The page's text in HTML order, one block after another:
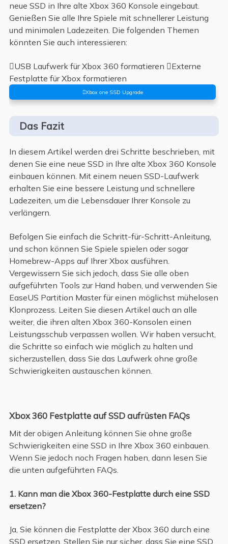
neue SSD in Ihre alte Xbox 360 Konsole eingebaut.
Genießen Sie alle Ihre Spiele mit schnellerer Leistung
und minimalen Ladezeiten. Die folgenden Themen
könnten Sie auch interessieren:
USB Laufwerk für Xbox 360 formatieren Externe
Festplatte für Xbox formatieren
Xbox one SSD Upgrade
Das Fazit
In diesem Artikel werden drei Schritte beschrieben, mit
denen Sie eine neue SSD in Ihre alte Xbox 360 Konsole
einbauen können. Mit einem neuen SSD-Laufwerk
erhalten Sie eine bessere Leistung und schnellere
Ladezeiten, um die Lebensdauer Ihrer Konsole zu
verlängern.
Befolgen Sie einfach die Schritt-für-Schritt-Anleitung,
und schon können Sie Spiele spielen oder sogar
Homebrew-Apps auf Ihrer Xbox ausführen.
Vergewissern Sie sich jedoch, dass Sie alle oben
aufgeführten Tools zur Hand haben, und verwenden Sie
EaseUS Partition Master für einen möglichst mühelosen
Klonprozess. Leiten Sie diesen Artikel auch an alle
weiter, die ihren alten Xbox 360-Konsolen einen
Leistungsschub verpassen wollen. Wir haben versucht,
die Schritte so einfach wie möglich zu halten und
sicherzustellen, dass Sie das Laufwerk ohne große
Schwierigkeiten austauschen können.
Xbox 360 Festplatte auf SSD aufrüsten FAQs
Mit der obigen Anleitung können Sie ohne große
Schwierigkeiten eine SSD in Ihre Xbox 360 einbauen.
Wenn Sie jedoch noch Fragen haben, dann lesen Sie
die unten aufgeführten FAQs.
1. Kann man die Xbox 360-Festplatte durch eine SSD
ersetzen?
Ja, Sie können die Festplatte der Xbox 360 durch eine
SSD ersetzen. Stellen Sie nur sicher, dass Sie eine SSD